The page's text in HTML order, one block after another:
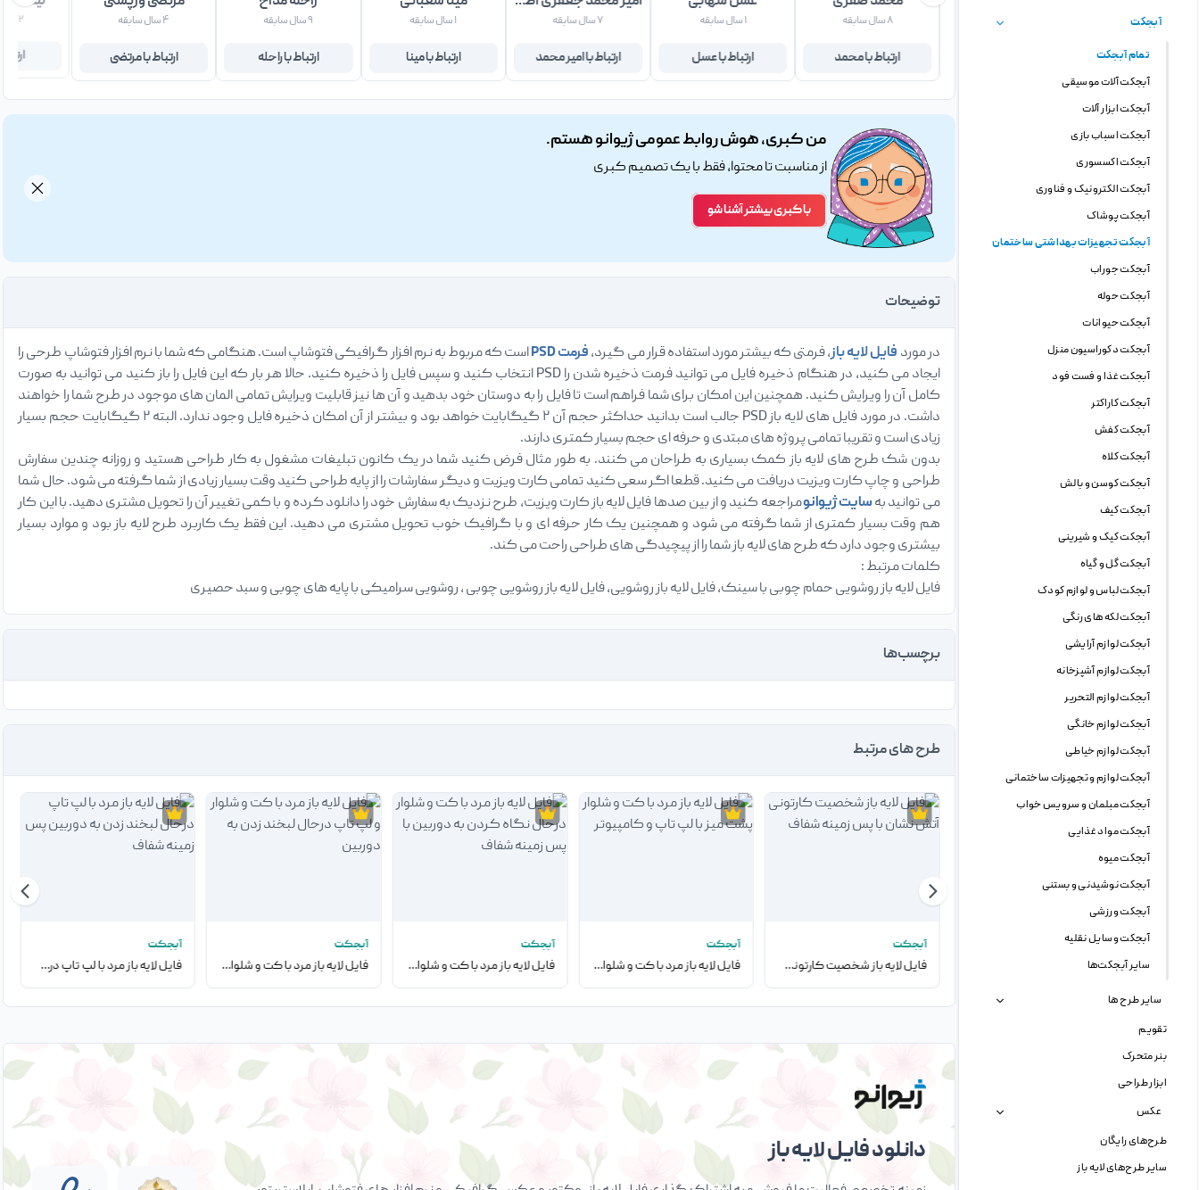
آبجکت
تمام آبجکت
آبجکت آلات موسیقی
آبجکت ابزار آلات
آبجکت اسباب بازی
آبجکت اکسسوری
آبجکت الکترونیک و فناوری
آبجکت پوشاک
آبجکت تجهیزات بهداشتی ساختمان
آبجکت جوراب
آبجکت حوله
آبجکت حیوانات
آبجکت دکوراسیون منزل
آبجکت غذا و فست فود
آبجکت کاراکتر
آبجکت کفش
آبجکت کلاه
آبجکت کوسن و بالش
آبجکت کیف
آبجکت کیک و شیرینی
آبجکت گل و گیاه
آبجکت لباس و لوازم کودک
آبجکت لکه های رنگی
آبجکت لوازم آرایشی
آبجکت لوازم آشپزخانه
آبجکت لوازم التحریر
آبجکت لوازم خانگی
آبجکت لوازم خیاطی
آبجکت لوازم و تجهیزات ساختمانی
آبجکت مبلمان و سرویس خواب
آبجکت مواد غذایی
آبجکت میوه
آبجکت نوشیدنی و بستنی
آبجکت ورزشی
آبجکت وسایل نقلیه
سایر آبجکت‌ها
سایر طرح ها
تقویم
بنر متحرک
ابزار طراحی
عکس
طرح‌های رایگان
سایر طرح‌های لایه باز
۸ سال سابقه
ارتباط با محمد
۱ سال سابقه
ارتباط با عسل
۷ سال سابقه
ارتباط با امیر محمد
۱ سال سابقه
ارتباط با مینا
۹ سال سابقه
ارتباط با راحله
۴ سال سابقه
ارتباط با مرتضی
۲ سال سابقه
من کبری، هوش روابط عمومی ژیوانو هستم.
از مناسبت تا محتوا، فقط با یک تصمیم کبری
با کبری بیشتر آشنا شو
توضیحات
در مورد فایل لایه باز، فرمتی که بیشتر مورد استفاده قرار می گیرد،فرمت PSD
است که مربوط به نرم افزار گرافیکی فتوشاپ است. هنگامی که شما با نرم افزار فتوشاپ طرحی را
ایجاد می کنید، در هنگام ذخیره فایل می توانید فرمت ذخیره شدن را PSD انتخاب کنید و سپس فایل را ذخیره کنید. حالا هر بار که این فایل را باز کنید می توانید به صورت
کامل آن را ویرایش کنید. همچنین این امکان برای شما فراهم است تا فایل را به دوستان خود بدهید و آن ها نیز قابلیت ویرایش تمامی المان های موجود در طرح شما را خواهند
داشت. در مورد فایل های لایه باز PSD جالب است بدانید حداکثر حجم آن ۲ گیگابایت خواهد بود و بیشتر از آن امکان ذخیره فایل وجود ندارد. البته ۲ گیگابایت حجم بسیار
زیادی است و تقریبا تمامی پروژه های مبتدی و حرفه ای حجم بسیار کمتری دارند.
بدون شک طرح های لایه باز کمک بسیاری به طراحان می کنند. به طور مثال فرض کنید شما در یک کانون تبلیغات مشغول به کار طراحی هستید و روزانه چندین سفارش
طراحی و چاپ کارت ویزیت دریافت می کنید. قطعا اگر سعی کنید تمامی کارت ویزیت و دیگر سفارشات را از پایه طراحی کنید وقت بسیار زیادی از شما گرفته می شود. حال شما
می توانید بهسایت ژیوانومراجعه کنید و از بین صدها فایل لایه باز کارت ویزیت، طرح نزدیک به سفارش خود را دانلود کرده و با کمی تغییر آن را تحویل مشتری دهید. با این کار
هم وقت بسیار کمتری از شما گرفته می شود و همچنین یک کار حرفه ای و با گرافیک خوب تحویل مشتری می دهید. این فقط یک کاربرد طرح لایه باز بود و موارد بسیار
بیشتری وجود دارد که طرح های لایه باز شما را از پیچیدگی های طراحی راحت می کند.
کلمات مرتبط :
فایل لایه باز روشویی حمام چوبی با سینک، فایل لایه باز روشویی، فایل لایه باز روشویی چوبی ، روشویی سرامیکی با پایه های چوبی و سبد حصیری
برچسب‌ها
طرح های مرتبط
آبجکت
فایل لایه باز ماشین تحریر
آبجکت
فایل لایه باز شخصیت کارتونی آتش نشان با پس زمینه شفاف
آبجکت
فایل لایه باز مرد با کت و شلوار پشت میز با لپ تاپ و کامپیوتر
آبجکت
فایل لایه باز مرد با کت و شلوار درحال نگاه کردن به دوربین با پس زمینه شفاف
آبجکت
فایل لایه باز مرد با کت و شلوار و لپ تاپ درحال لبخند زدن به دوربین
آبجکت
فایل لایه باز مرد با لپ تاپ درحال لبخند زدن به دوربین پس زمینه شفاف
دانلود فایل لایه باز